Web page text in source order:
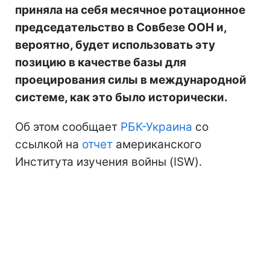
приняла на себя месячное ротационное
председательство в Совбезе ООН и,
вероятно, будет использовать эту
позицию в качестве базы для
проецирования силы в международной
системе, как это было исторически.
Об этом сообщает РБК-Украина со
ссылкой на отчет американского
Института изучения войны (ISW).